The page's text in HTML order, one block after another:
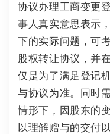
协议办理工商变更
事人真实意思表示
下的实际问题，可
股权转让协议，并
仅是为了满足登记
与协议为准。
同时
情形下，因股东的
以理解赠与的交付